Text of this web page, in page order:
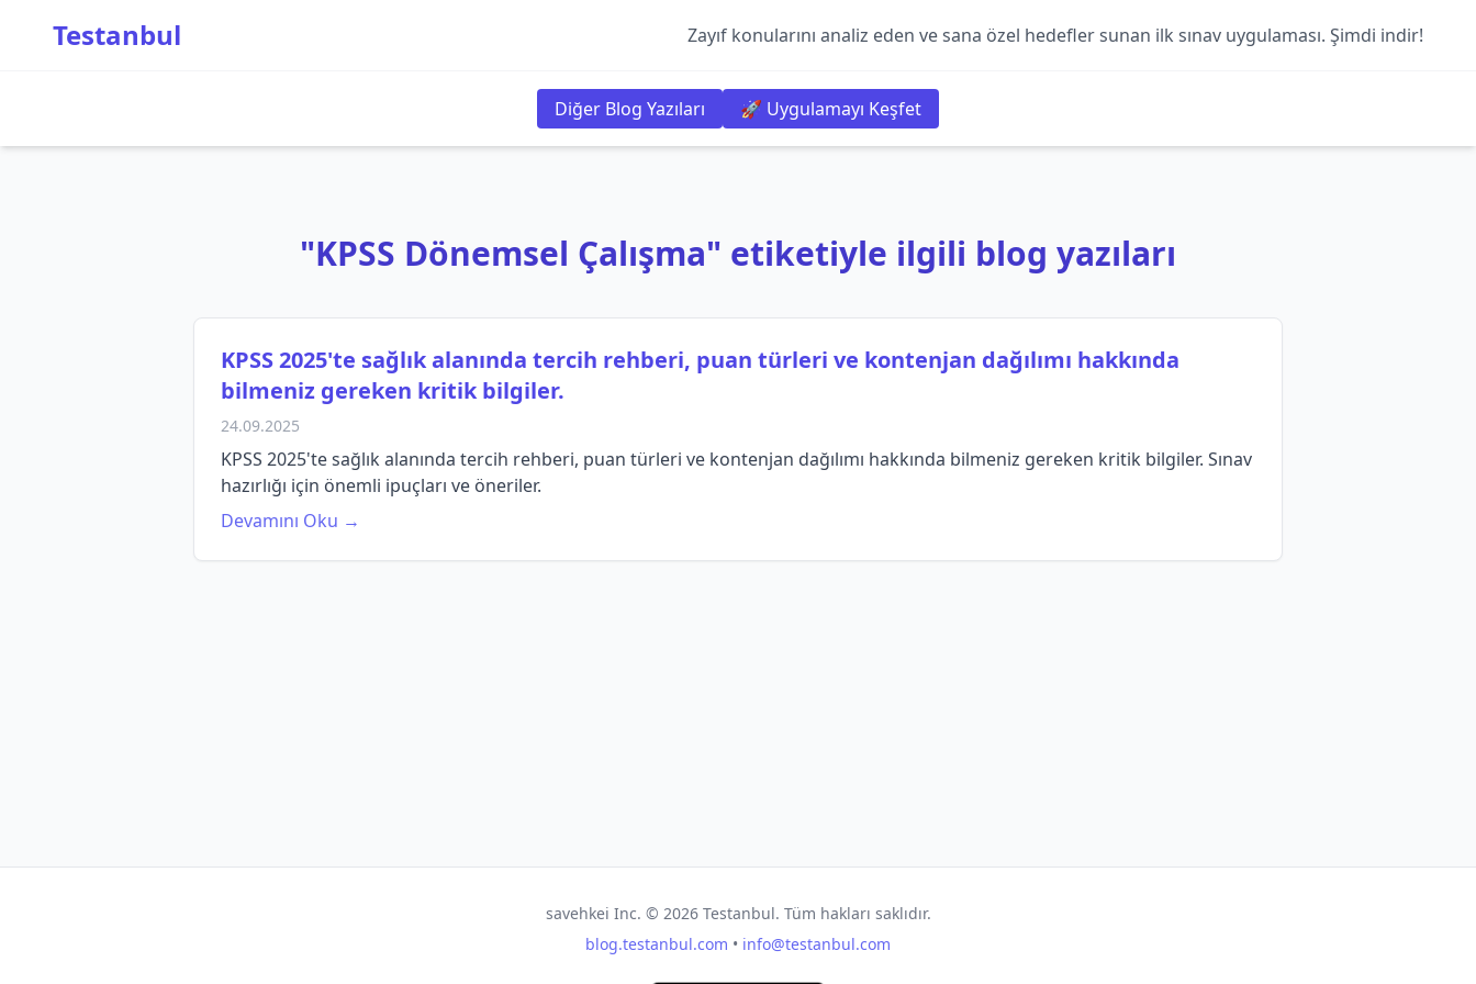
Testanbul Zayıf konularını analiz eden ve sana özel hedefler sunan ilk sınav uygulaması. Şimdi indir!
Diğer Blog Yazıları 🚀 Uygulamayı Keşfet
"KPSS Dönemsel Çalışma" etiketiyle ilgili blog yazıları
KPSS 2025'te sağlık alanında tercih rehberi, puan türleri ve kontenjan dağılımı hakkında
bilmeniz gereken kritik bilgiler.
24.09.2025
KPSS 2025'te sağlık alanında tercih rehberi, puan türleri ve kontenjan dağılımı hakkında bilmeniz gereken kritik bilgiler. Sınav
hazırlığı için önemli ipuçları ve öneriler.
Devamını Oku →
savehkei Inc. © 2026Testanbul. Tüm hakları saklıdır.
blog.testanbul.com • info@testanbul.com